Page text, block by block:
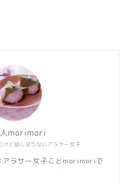
けど話し足りないアラサー女子
morimori
アラサー女子ことmorimoriで